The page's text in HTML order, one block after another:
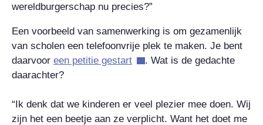
wereldburgerschap nu precies?”
Een voorbeeld van samenwerking is om gezamenlijk
van scholen een telefoonvrije plek te maken. Je bent
daarvoor een petitie gestart
. Wat is de gedachte
daarachter?
“Ik denk dat we kinderen er veel plezier mee doen. Wij
zijn het een beetje aan ze verplicht. Want het doet me